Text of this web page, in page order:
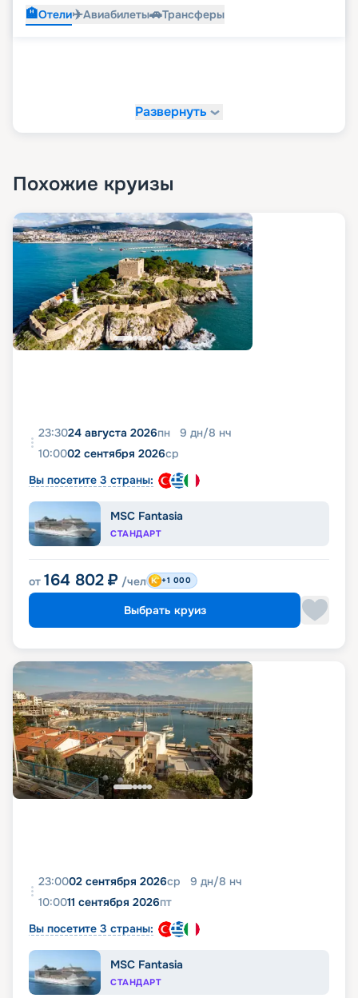
🏨Отели✈️Авиабилеты🚗Трансферы
Развернуть
Похожие круизы
23:3024 августа 2026пн 9 дн/8 нч
10:0002 сентября 2026ср
Вы посетите 3 страны:
MSC Fantasia
СТАНДАРТ
от 164 802 ₽ /чел +1 000
Выбрать круиз
23:0002 сентября 2026ср 9 дн/8 нч
10:0011 сентября 2026пт
Вы посетите 3 страны:
MSC Fantasia
СТАНДАРТ